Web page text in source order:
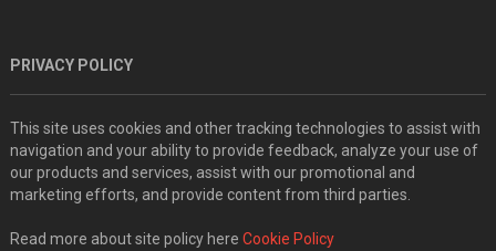
PRIVACY POLICY
This site uses cookies and other tracking technologies to assist with
navigation and your ability to provide feedback, analyze your use of
our products and services, assist with our promotional and
marketing efforts, and provide content from third parties.
Read more about site policy here Cookie Policy